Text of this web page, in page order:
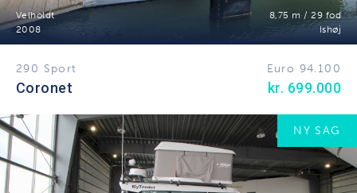
Velholdt
8,75 m / 29 fod
2008
Ishøj
290 Sport Euro 94.100
Coronet kr. 699.000
NY SAG